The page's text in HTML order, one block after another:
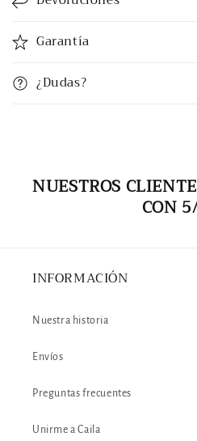
Garantía
¿Dudas?
NUESTROS
CON
INFORMACIÓN
Nuestra historia
Envíos
Preguntas frecuentes
Unirme a Caila